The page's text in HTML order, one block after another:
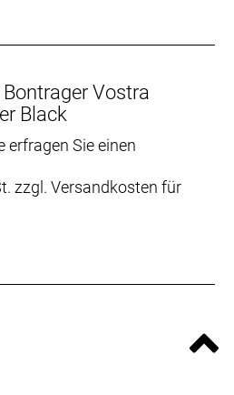
Vostra
Black
erfragen Sie einen
zzgl. Versandkosten für